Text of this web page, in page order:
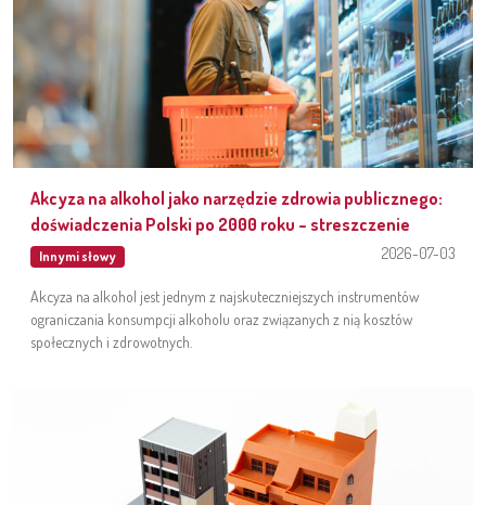
Akcyza na alkohol jako narzędzie zdrowia publicznego:
doświadczenia Polski po 2000 roku – streszczenie
Innymi słowy 2026-07-03
Akcyza na alkohol jest jednym z najskuteczniejszych instrumentów
ograniczania konsumpcji alkoholu oraz związanych z nią kosztów
społecznych i zdrowotnych.